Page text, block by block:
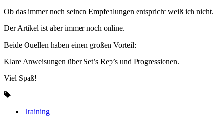
Ob das immer noch seinen Empfehlungen entspricht weiß ich nicht.
Der Artikel ist aber immer noch online.
Beide Quellen haben einen großen Vorteil:
Klare Anweisungen über Set’s Rep’s und Progressionen.
Viel Spaß!
Training